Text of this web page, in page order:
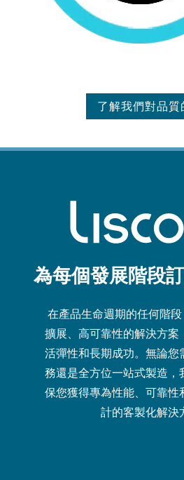
了解我們對品質
為每個發展階段
在產品生命週期的任何階
擴展、高可靠性的解決方案
活彈性和長期成功。無論您
務還是全方位一站式製造，
保您獲得專為性能、可靠性
計的客製化解決